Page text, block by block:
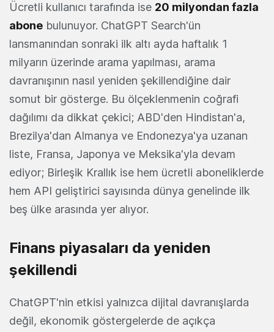
Ücretli kullanıcı tarafında ise 20 milyondan fazla
abone bulunuyor. ChatGPT Search'ün
lansmanından sonraki ilk altı ayda haftalık 1
milyarın üzerinde arama yapılması, arama
davranışının nasıl yeniden şekillendiğine dair
somut bir gösterge. Bu ölçeklenmenin coğrafi
dağılımı da dikkat çekici; ABD'den Hindistan'a,
Brezilya'dan Almanya ve Endonezya'ya uzanan
liste, Fransa, Japonya ve Meksika'yla devam
ediyor; Birleşik Krallık ise hem ücretli aboneliklerde
hem API geliştirici sayısında dünya genelinde ilk
beş ülke arasında yer alıyor.
Finans piyasaları da yeniden
şekillendi
ChatGPT'nin etkisi yalnızca dijital davranışlarda
değil, ekonomik göstergelerde de açıkça